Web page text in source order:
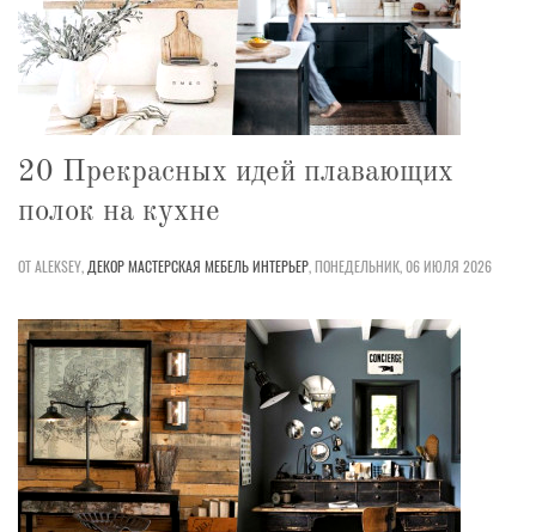
20 Прекрасных идей плавающих
полок на кухне
ОТ ALEKSEY, ДЕКОРМАСТЕРСКАЯ МЕБЕЛЬИНТЕРЬЕР,ПОНЕДЕЛЬНИК, 06 ИЮЛЯ 2026